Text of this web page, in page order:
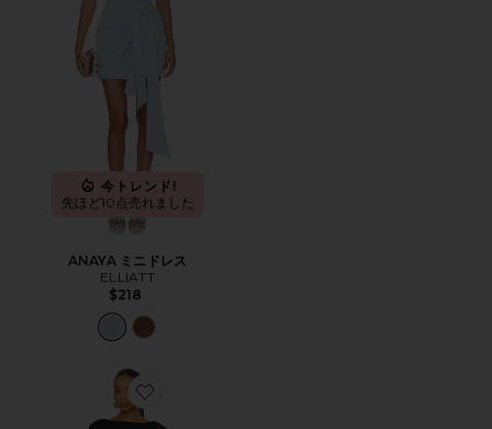
今トレンド!
先ほど10点売れました
ANAYA ミニドレス
ELLIATT
$218
Favorite BAILEY ドレス